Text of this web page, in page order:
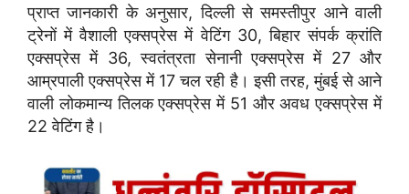
प्राप्त जानकारी के अनुसार, दिल्ली से समस्तीपुर आने वाली
ट्रेनों में वैशाली एक्सप्रेस में वेटिंग 30, बिहार संपर्क क्रांति
एक्सप्रेस में 36, स्वतंत्रता सेनानी एक्सप्रेस में 27 और
आम्रपाली एक्सप्रेस में 17 चल रही है। इसी तरह, मुंबई से आने
वाली लोकमान्य तिलक एक्सप्रेस में 51 और अवध एक्सप्रेस में
22 वेटिंग है।